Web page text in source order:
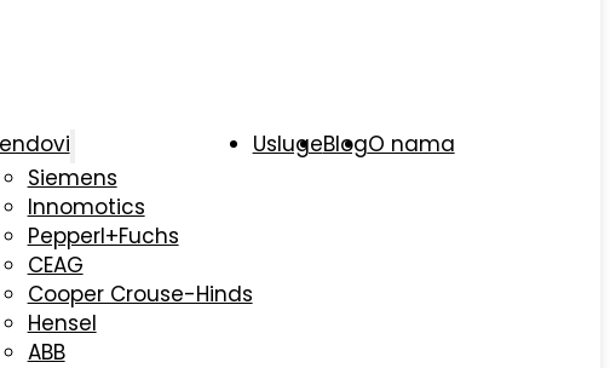
Siemens
Innomotics
Pepperl+Fuchs
CEAG
Cooper Crouse-Hinds
Hensel
ABB
UslugeBlogO nama